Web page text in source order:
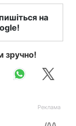
на
зручно!